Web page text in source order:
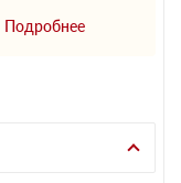
Подробнее